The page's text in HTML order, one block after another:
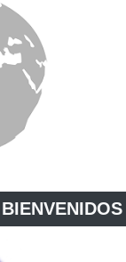
BIENVENIDOS